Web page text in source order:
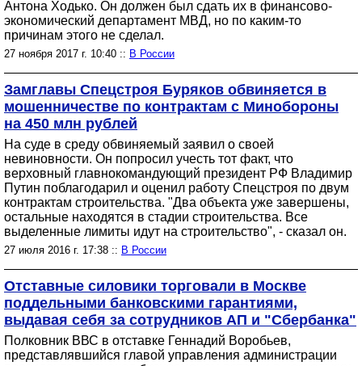
Антона Ходько. Он должен был сдать их в финансово-
экономический департамент МВД, но по каким-то
причинам этого не сделал.
27 ноября 2017 г. 10:40 :: В России
Замглавы Спецстроя Буряков обвиняется в
мошенничестве по контрактам с Минобороны
на 450 млн рублей
На суде в среду обвиняемый заявил о своей
невиновности. Он попросил учесть тот факт, что
верховный главнокомандующий президент РФ Владимир
Путин поблагодарил и оценил работу Спецстроя по двум
контрактам строительства. "Два объекта уже завершены,
остальные находятся в стадии строительства. Все
выделенные лимиты идут на строительство", - сказал он.
27 июля 2016 г. 17:38 :: В России
Отставные силовики торговали в Москве
поддельными банковскими гарантиями,
выдавая себя за сотрудников АП и "Сбербанка"
Полковник ВВС в отставке Геннадий Воробьев,
представлявшийся главой управления администрации